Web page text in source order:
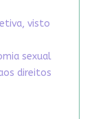
visto
sexual
direitos